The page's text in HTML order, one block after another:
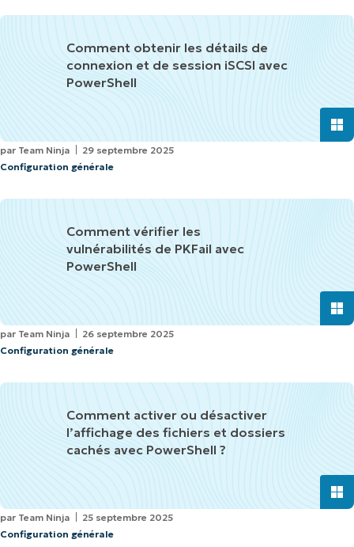
Comment obtenir les détails de
connexion et de session iSCSI avec
PowerShell
par Team Ninja
29 septembre 2025
Configuration générale
Comment vérifier les
vulnérabilités de PKFail avec
PowerShell
par Team Ninja
26 septembre 2025
Configuration générale
Comment activer ou désactiver
l’affichage des fichiers et dossiers
cachés avec PowerShell ?
par Team Ninja
25 septembre 2025
Configuration générale